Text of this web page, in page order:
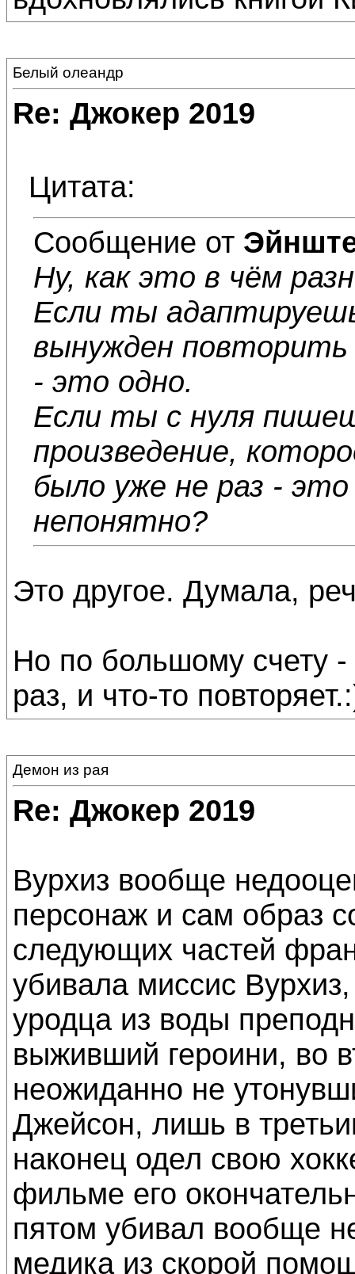
Белый олеандр
Re: Джокер 2019
Цитата:
Сообщение от
Ну, как это в чём
Если ты
вынужден
- это одно.
Если ты с нуля
произведение,
было уже не раз - это
непонятно?
Это другое. Думала,
Но по большому счету
раз, и что-то
Демон из рая
Re: Джокер 2019
Вурхиз вообще
персонаж и сам образ
следующих частей
убивала миссис
уродца из воды
выживший героини, во
неожиданно не
Джейсон, лишь в
наконец одел свою
фильме его
пятом убивал вообще
медика из скорой